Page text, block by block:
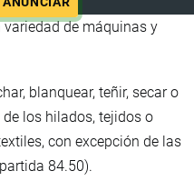
de máquinas y
blanquear, teñir, secar o
los hilados, tejidos o
con excepción de las
84.50).